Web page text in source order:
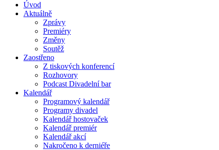
Úvod
Aktuálně
Zprávy
Premiéry
Změny
Soutěž
Zaostřeno
Z tiskových konferencí
Rozhovory
Podcast Divadelní bar
Kalendář
Programový kalendář
Programy divadel
Kalendář hostovaček
Kalendář premiér
Kalendář akcí
Nakročeno k derniéře